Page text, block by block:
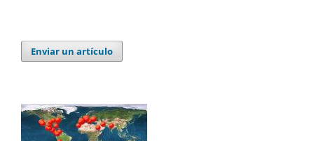
Enviar un artículo